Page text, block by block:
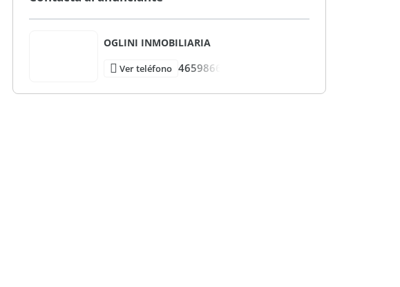
OGLINI INMOBILIARIA
Ver teléfono 4659866